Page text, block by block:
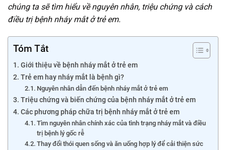
chúng ta sẽ tìm hiểu về nguyên nhân, triệu chứng và cách
điều trị bệnh nháy mắt ở trẻ em.
Tóm Tắt
Giới thiệu về bệnh nháy mắt ở trẻ em
Trẻ em hay nháy mắt là bệnh gì?
Nguyên nhân dẫn đến bệnh nháy mắt ở trẻ em
Triệu chứng và biến chứng của bệnh nháy mắt ở trẻ em
Các phương pháp chữa trị bệnh nháy mắt ở trẻ em
Tìm nguyên nhân chính xác của tình trạng nháy mắt và điều
trị bệnh lý gốc rễ
Thay đổi thói quen sống và ăn uống hợp lý để cải thiện sức